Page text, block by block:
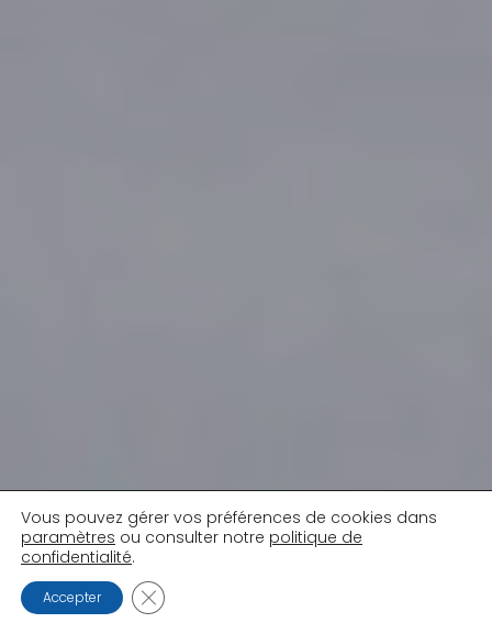
Vous pouvez gérer vos préférences de cookies dans
paramètres ou consulter notre politique de
confidentialité.
Accepter FERMER LA BANNIÈRE DES COOKIES GDPR